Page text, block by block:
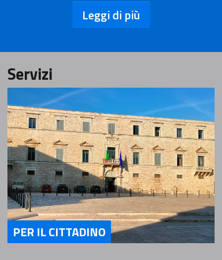
Leggi di più
Servizi
Servizi Per il Cittadino
PER IL CITTADINO